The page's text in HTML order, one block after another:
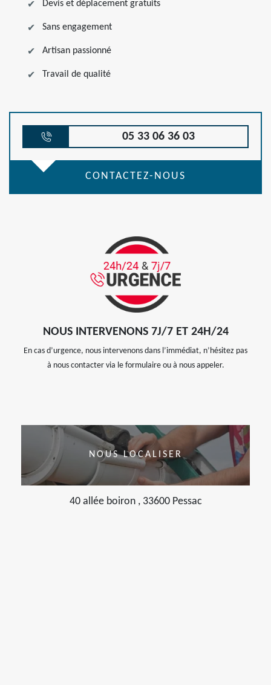
Devis et déplacement gratuits
Sans engagement
Artisan passionné
Travail de qualité
05 33 06 36 03
CONTACTEZ-NOUS
NOUS INTERVENONS 7J/7 ET 24H/24
En cas d’urgence, nous intervenons dans l’immédiat, n’hésitez pas
à nous contacter via le formulaire ou à nous appeler.
NOUS LOCALISER
40 allée boiron , 33600 Pessac